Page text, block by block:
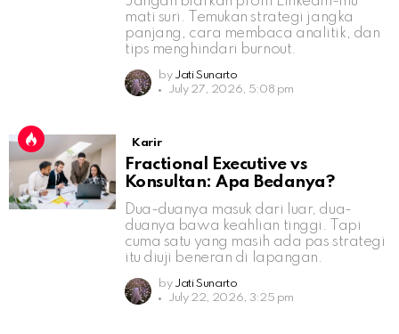
mati suri. Temukan strategi jangka
panjang, cara membaca analitik, dan
tips menghindari burnout.
by Jati Sunarto
July 27, 2026, 5:08 pm
Karir
Fractional Executive vs
Konsultan: Apa Bedanya?
Dua-duanya masuk dari luar, dua-
duanya bawa keahlian tinggi. Tapi
cuma satu yang masih ada pas strategi
itu diuji beneran di lapangan.
by Jati Sunarto
July 22, 2026, 3:25 pm